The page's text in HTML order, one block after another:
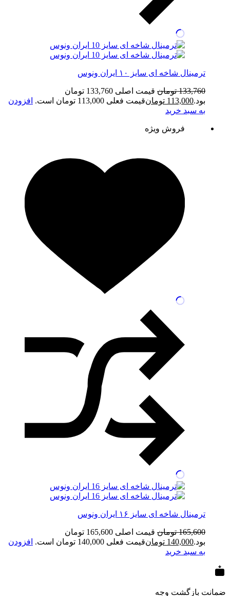
ترمینال شاخه ای سایز ۱۰ ایران ونوس
133,760 تومان
قیمت اصلی 133,760 تومان
بود.113,000 تومانقیمت فعلی 113,000 تومان است.
افزودن
به سبد خرید
فروش ویژه
ترمینال شاخه ای سایز ۱۶ ایران ونوس
165,600 تومان
قیمت اصلی 165,600 تومان
بود.140,000 تومانقیمت فعلی 140,000 تومان است.
افزودن
به سبد خرید
ضمانت بازگشت وجه